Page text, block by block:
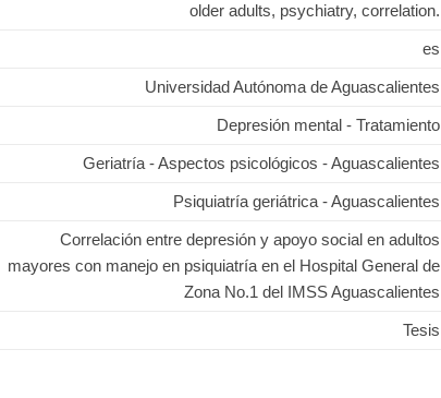
older adults, psychiatry, correlation.
es
Universidad Autónoma de Aguascalientes
Depresión mental - Tratamiento
Geriatría - Aspectos psicológicos - Aguascalientes
Psiquiatría geriátrica - Aguascalientes
Correlación entre depresión y apoyo social en adultos
mayores con manejo en psiquiatría en el Hospital General de
Zona No.1 del IMSS Aguascalientes
Tesis